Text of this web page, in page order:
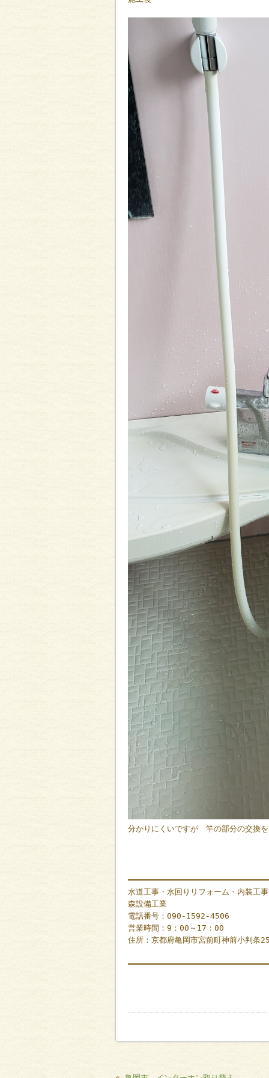
分かりにくいですが 竿の部分の交換
水道工事・水回りリフォーム・内装工
森設備工業
電話番号：090-1592-4506
営業時間：9：00～17：00
住所：京都府亀岡市宮前町神前小判条